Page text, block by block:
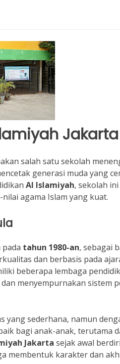
Jakarta
salah satu sekolah
generasi muda yang
Al Islamiyah, sekolah
agama Islam yang kuat.
pada tahun 1980-an, sebagai
dan berbasis pada
beberapa lembaga
menyempurnakan sistem
yang sederhana, namun
bagi anak-anak, terutama
Jakarta sejak awal
membentuk karakter dan